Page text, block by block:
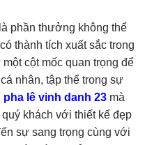
phần thưởng không thể
thành tích xuất sắc trong
cột mốc quan trọng để
nhân, tập thể trong sự
pha lê vinh danh 23 mà
khách với thiết kế đẹp
sự sang trọng cùng với